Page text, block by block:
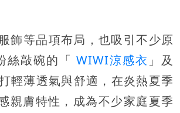
飾等品項布局，也吸引不少原
絲敲碗的「 WIWI涼感衣 」及
輕薄透氣與舒適，在炎熱夏季
親膚特性，成為不少家庭夏季